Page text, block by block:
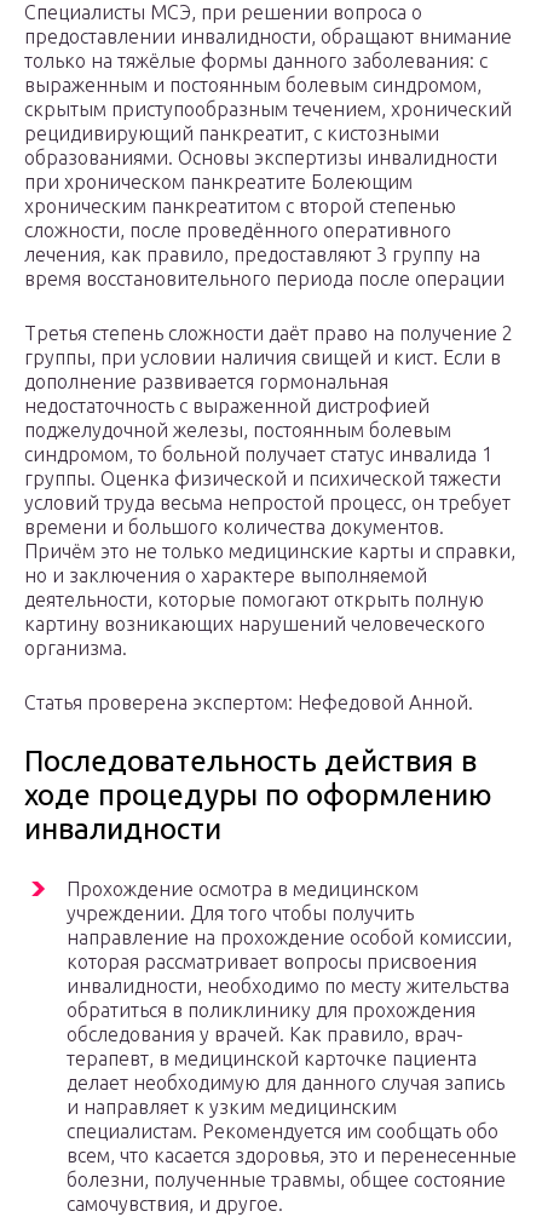
Специалисты МСЭ, при решении вопроса о
предоставлении инвалидности, обращают внимание
только на тяжёлые формы данного заболевания: с
выраженным и постоянным болевым синдромом,
скрытым приступообразным течением, хронический
рецидивирующий панкреатит, с кистозными
образованиями. Основы экспертизы инвалидности
при хроническом панкреатите Болеющим
хроническим панкреатитом с второй степенью
сложности, после проведённого оперативного
лечения, как правило, предоставляют 3 группу на
время восстановительного периода после операции
Третья степень сложности даёт право на получение 2
группы, при условии наличия свищей и кист. Если в
дополнение развивается гормональная
недостаточность с выраженной дистрофией
поджелудочной железы, постоянным болевым
синдромом, то больной получает статус инвалида 1
группы. Оценка физической и психической тяжести
условий труда весьма непростой процесс, он требует
времени и большого количества документов.
Причём это не только медицинские карты и справки,
но и заключения о характере выполняемой
деятельности, которые помогают открыть полную
картину возникающих нарушений человеческого
организма.
Статья проверена экспертом: Нефедовой Анной.
Последовательность действия в
ходе процедуры по оформлению
инвалидности
Прохождение осмотра в медицинском
учреждении. Для того чтобы получить
направление на прохождение особой комиссии,
которая рассматривает вопросы присвоения
инвалидности, необходимо по месту жительства
обратиться в поликлинику для прохождения
обследования у врачей. Как правило, врач-
терапевт, в медицинской карточке пациента
делает необходимую для данного случая запись
и направляет к узким медицинским
специалистам. Рекомендуется им сообщать обо
всем, что касается здоровья, это и перенесенные
болезни, полученные травмы, общее состояние
самочувствия, и другое.